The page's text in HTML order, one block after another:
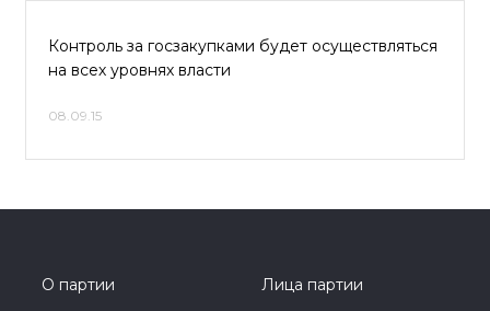
Контроль за госзакупками будет осуществляться
на всех уровнях власти
08.09.15
О партии
Лица партии